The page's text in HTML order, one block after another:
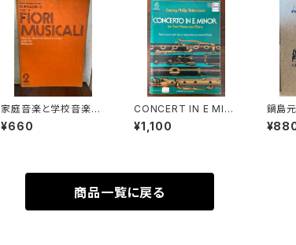
家庭音楽と学校音楽の
ための小合奏 フィオリ・
ムジカーリ2【著者：野村
¥660
CONCERT IN E MIN
OR for two Flutes a
nd Piano【著者：Geor
¥1,100
鍋島
還暦
古楽
商品一覧に戻る